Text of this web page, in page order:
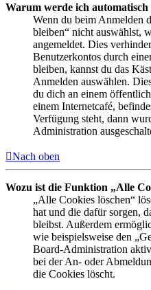
Warum werde ich automatisch
Wenn du beim Anmelden
bleiben“ nicht auswählst,
angemeldet. Dies
Benutzerkontos durch
bleiben, kannst du das
Anmelden auswählen.
du dich an einem
einem Internetcafé,
Verfügung steht, dann
Administration
Nach oben
Wozu ist die Funktion „Alle
„Alle Cookies löschen“
hat und die dafür sorgen,
bleibst. Außerdem
wie beispielsweise den
Board-Administration
bei der An- oder
die Cookies löscht.